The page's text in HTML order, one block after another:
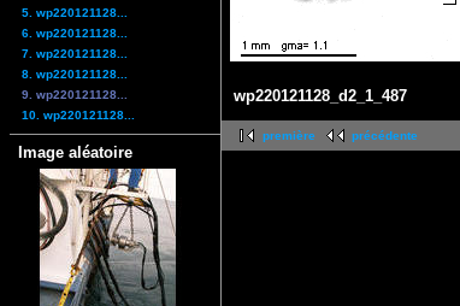
5. wp220121128...
6. wp220121128...
7. wp220121128...
8. wp220121128...
9. wp220121128...
10. wp220121128...
Image aléatoire
wp220121128_d2_1_487
première précédente